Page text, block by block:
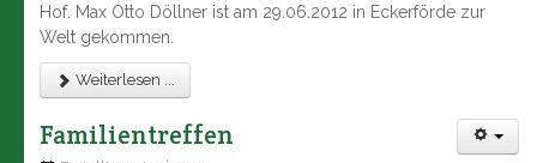
Hof. Max Otto Döllner ist am 29.06.2012 in Eckerförde zur
Welt gekommen.
Weiterlesen ...
Familientreffen